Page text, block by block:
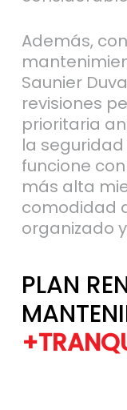
Además,
Saunier
revisiones
prioritaria
la
funcione
más alta
comodidad
organizado